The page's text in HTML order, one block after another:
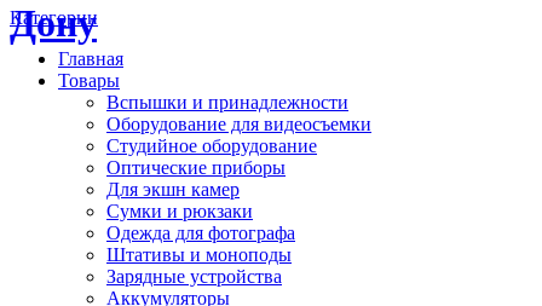
Дону
Категории
Главная
Товары
Вспышки и принадлежности
Оборудование для видеосъемки
Студийное оборудование
Оптические приборы
Для экшн камер
Сумки и рюкзаки
Одежда для фотографа
Штативы и моноподы
Зарядные устройства
Аккумуляторы